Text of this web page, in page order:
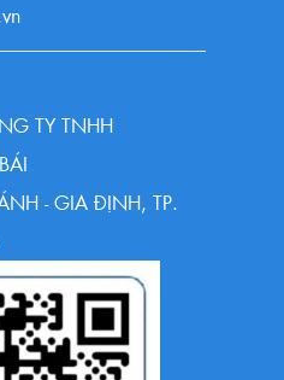
TY TNHH
- GIA ĐỊNH, TP.